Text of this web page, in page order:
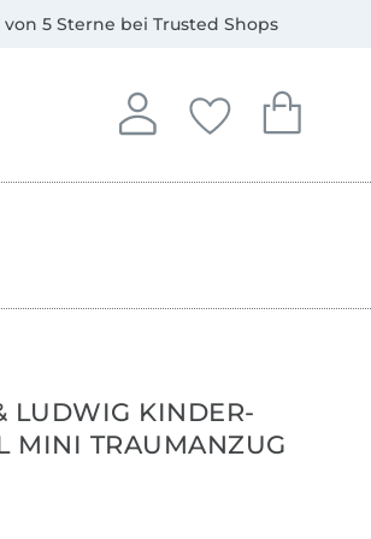
von 5 Sterne bei Trusted Shops
Anmelden
In deinem Konto
Deine
Du hast keine
Dein
Du hast
LUDWIG KINDER-
MINI TRAUMANZUG